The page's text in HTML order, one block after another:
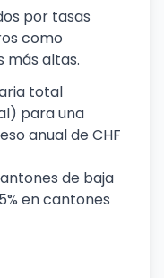
por tasas
como
más altas.
total
para una
anual de CHF
de baja
en cantones